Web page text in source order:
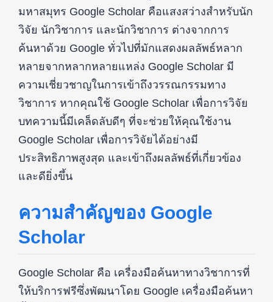
มหาสมุทร Google Scholar คือแสงสว่างสำหรับนัก
วิจัย นักวิชาการ และนักวิชาการ ต่างจากการ
ค้นหาด้วย Google ทั่วไปที่มักแสดงผลลัพธ์หลาก
หลายจากหลากหลายแหล่ง Google Scholar มี
ความเชี่ยวชาญในการเข้าถึงวรรณกรรมทาง
วิชาการ หากคุณใช้ Google Scholar เพื่อการวิจัย
บทความนี้มีเคล็ดลับดีๆ ที่จะช่วยให้คุณใช้งาน
Google Scholar เพื่อการวิจัยได้อย่างมี
ประสิทธิภาพสูงสุด และเข้าถึงผลลัพธ์ที่เกี่ยวข้อง
และดียิ่งขึ้น
ความสำคัญของ Google
Scholar
Google Scholar คือ เครื่องมือค้นหาทางวิชาการที่
ให้บริการฟรีซึ่งพัฒนาโดย Google เครื่องมือค้นหา